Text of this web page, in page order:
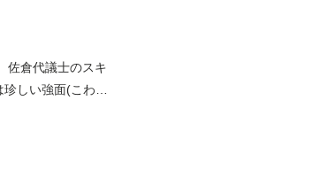
佐倉代議士のスキ
しい強面(こわも